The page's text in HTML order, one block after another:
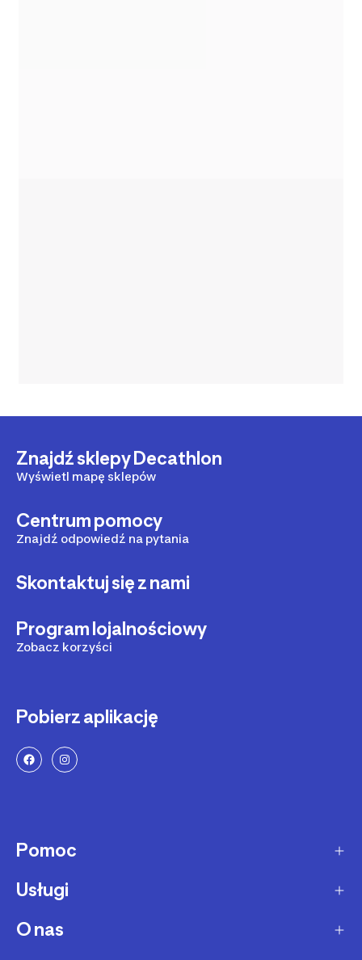
Znajdź sklepy Decathlon
Wyświetl mapę sklepów
Centrum pomocy
Znajdź odpowiedź na pytania
Skontaktuj się z nami
Program lojalnościowy
Zobacz korzyści
Pobierz aplikację
Pomoc
Sposoby dostawy
Dostawa ekspresowa
Usługi
Zakupy na raty
O nas